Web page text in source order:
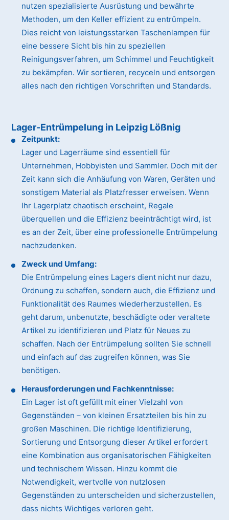
nutzen spezialisierte Ausrüstung und bewährte
Methoden, um den Keller effizient zu entrümpeln.
Dies reicht von leistungsstarken Taschenlampen für
eine bessere Sicht bis hin zu speziellen
Reinigungsverfahren, um Schimmel und Feuchtigkeit
zu bekämpfen. Wir sortieren, recyceln und entsorgen
alles nach den richtigen Vorschriften und Standards.
Lager-Entrümpelung in Leipzig Lößnig
Zeitpunkt:
Lager und Lagerräume sind essentiell für
Unternehmen, Hobbyisten und Sammler. Doch mit der
Zeit kann sich die Anhäufung von Waren, Geräten und
sonstigem Material als Platzfresser erweisen. Wenn
Ihr Lagerplatz chaotisch erscheint, Regale
überquellen und die Effizienz beeinträchtigt wird, ist
es an der Zeit, über eine professionelle Entrümpelung
nachzudenken.
Zweck und Umfang:
Die Entrümpelung eines Lagers dient nicht nur dazu,
Ordnung zu schaffen, sondern auch, die Effizienz und
Funktionalität des Raumes wiederherzustellen. Es
geht darum, unbenutzte, beschädigte oder veraltete
Artikel zu identifizieren und Platz für Neues zu
schaffen. Nach der Entrümpelung sollten Sie schnell
und einfach auf das zugreifen können, was Sie
benötigen.
Herausforderungen und Fachkenntnisse:
Ein Lager ist oft gefüllt mit einer Vielzahl von
Gegenständen – von kleinen Ersatzteilen bis hin zu
großen Maschinen. Die richtige Identifizierung,
Sortierung und Entsorgung dieser Artikel erfordert
eine Kombination aus organisatorischen Fähigkeiten
und technischem Wissen. Hinzu kommt die
Notwendigkeit, wertvolle von nutzlosen
Gegenständen zu unterscheiden und sicherzustellen,
dass nichts Wichtiges verloren geht.